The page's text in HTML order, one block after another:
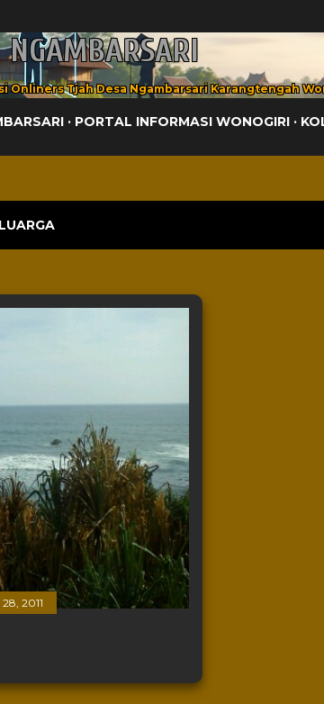
Onliners Tjah Desa Ngambarsari Karangtengah
PORTAL INFORMASI WONOGIRI
2011